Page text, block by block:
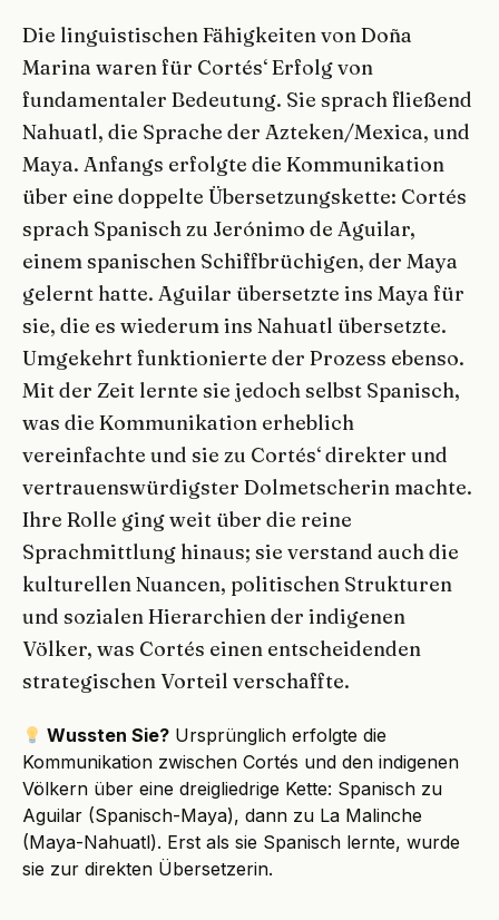
Die linguistischen Fähigkeiten von Doña
Marina waren für Cortés‘ Erfolg von
fundamentaler Bedeutung. Sie sprach fließend
Nahuatl, die Sprache der Azteken/Mexica, und
Maya. Anfangs erfolgte die Kommunikation
über eine doppelte Übersetzungskette: Cortés
sprach Spanisch zu Jerónimo de Aguilar,
einem spanischen Schiffbrüchigen, der Maya
gelernt hatte. Aguilar übersetzte ins Maya für
sie, die es wiederum ins Nahuatl übersetzte.
Umgekehrt funktionierte der Prozess ebenso.
Mit der Zeit lernte sie jedoch selbst Spanisch,
was die Kommunikation erheblich
vereinfachte und sie zu Cortés‘ direkter und
vertrauenswürdigster Dolmetscherin machte.
Ihre Rolle ging weit über die reine
Sprachmittlung hinaus; sie verstand auch die
kulturellen Nuancen, politischen Strukturen
und sozialen Hierarchien der indigenen
Völker, was Cortés einen entscheidenden
strategischen Vorteil verschaffte.
Wussten Sie? Ursprünglich erfolgte die
Kommunikation zwischen Cortés und den indigenen
Völkern über eine dreigliedrige Kette: Spanisch zu
Aguilar (Spanisch-Maya), dann zu La Malinche
(Maya-Nahuatl). Erst als sie Spanisch lernte, wurde
sie zur direkten Übersetzerin.